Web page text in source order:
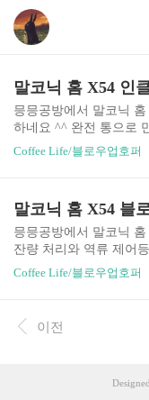
말코닉 홈 X54 인
믕믕공방에서 말코닉
하네요 ^^ 완전 통으로
고요. 공유드립니다. 아
용! (화렵)
회원 GENE님과 함께
시리즈 인클라인 스탠
~ 행운의 7% 할인중
Coffee Life/블로우업호퍼
말코닉 홈 X54 블
믕믕공방에서 말코닉
잔량 처리와 역류 제어
퍼더라고요. https://
martstore.naver.com 말
는 진짜 호퍼 어느 하
switch를 담당하고 ..
Coffee Life/블로우업호퍼
이전